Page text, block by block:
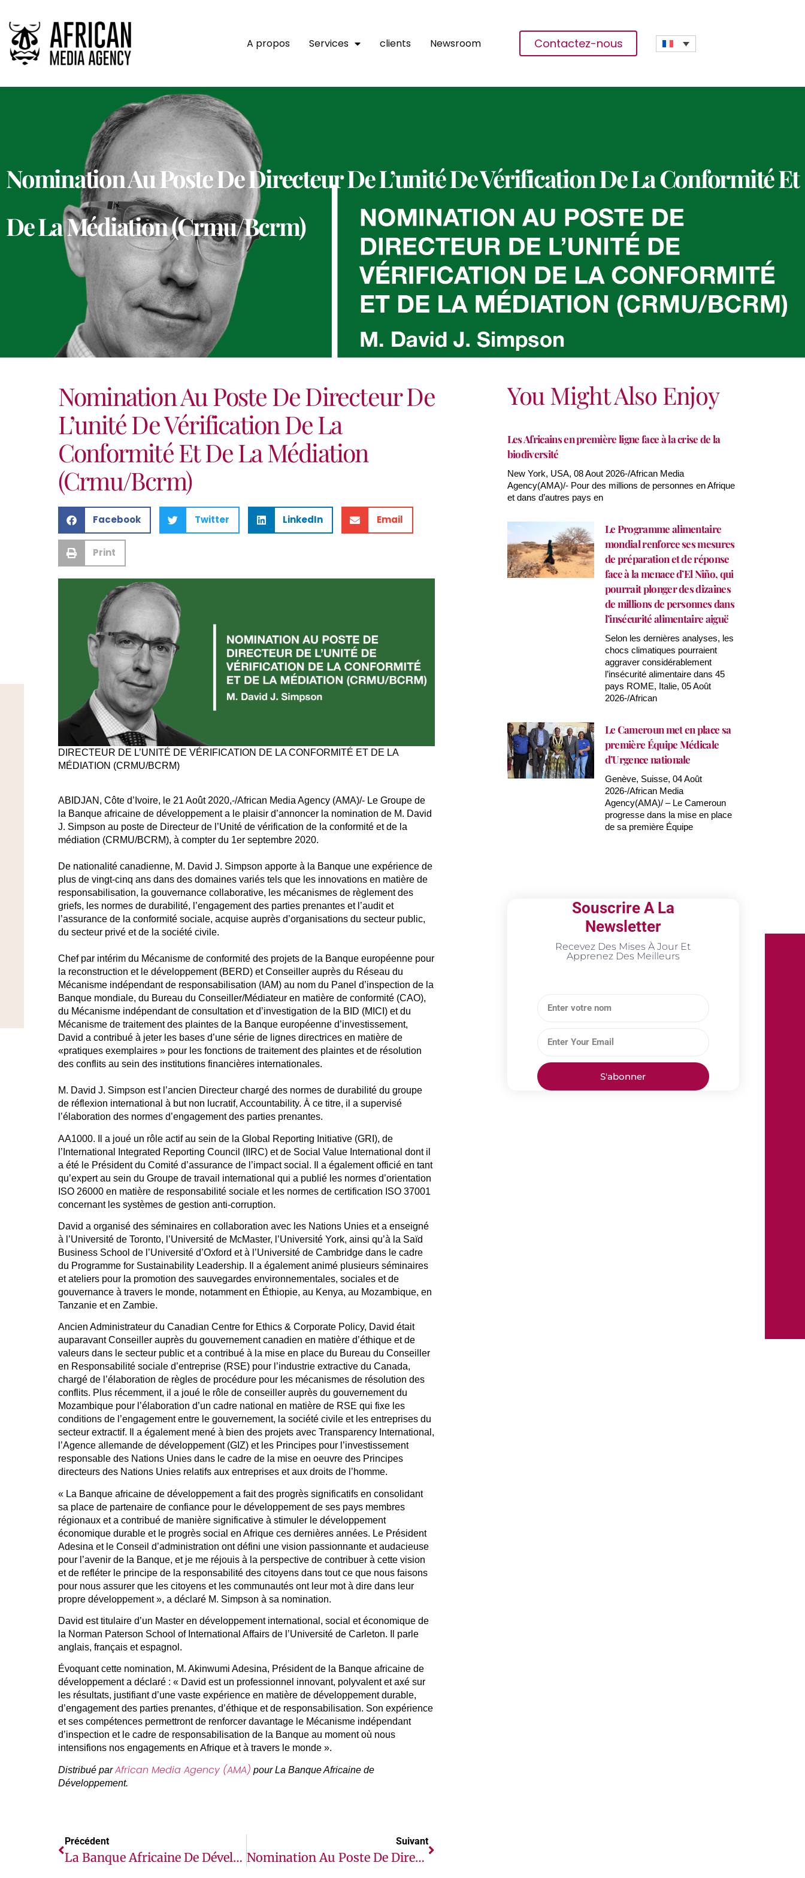
A propos Services clients Newsroom Contactez-nous
Nomination Au Poste De Directeur De L’unité De Vérification De La Conformité Et
De La Médiation (Crmu/Bcrm)
Nomination Au Poste De Directeur De
L’unité De Vérification De La
Conformité Et De La Médiation
(Crmu/Bcrm)
Facebook Twitter LinkedIn Email
Print
DIRECTEUR DE L’UNITÉ DE VÉRIFICATION DE LA CONFORMITÉ ET DE LA
MÉDIATION (CRMU/BCRM)
ABIDJAN, Côte d’Ivoire, le 21 Août 2020,-/African Media Agency (AMA)/- Le Groupe de
la Banque africaine de développement a le plaisir d’annoncer la nomination de M. David
J. Simpson au poste de Directeur de l’Unité de vérification de la conformité et de la
médiation (CRMU/BCRM), à compter du 1er septembre 2020.
De nationalité canadienne, M. David J. Simpson apporte à la Banque une expérience de
plus de vingt-cinq ans dans des domaines variés tels que les innovations en matière de
responsabilisation, la gouvernance collaborative, les mécanismes de règlement des
griefs, les normes de durabilité, l’engagement des parties prenantes et l’audit et
l’assurance de la conformité sociale, acquise auprès d’organisations du secteur public,
du secteur privé et de la société civile.
Chef par intérim du Mécanisme de conformité des projets de la Banque européenne pour
la reconstruction et le développement (BERD) et Conseiller auprès du Réseau du
Mécanisme indépendant de responsabilisation (IAM) au nom du Panel d’inspection de la
Banque mondiale, du Bureau du Conseiller/Médiateur en matière de conformité (CAO),
du Mécanisme indépendant de consultation et d’investigation de la BID (MICI) et du
Mécanisme de traitement des plaintes de la Banque européenne d’investissement,
David a contribué à jeter les bases d’une série de lignes directrices en matière de
«pratiques exemplaires » pour les fonctions de traitement des plaintes et de résolution
des conflits au sein des institutions financières internationales.
M. David J. Simpson est l’ancien Directeur chargé des normes de durabilité du groupe
de réflexion international à but non lucratif, Accountability. À ce titre, il a supervisé
l’élaboration des normes d’engagement des parties prenantes.
AA1000. Il a joué un rôle actif au sein de la Global Reporting Initiative (GRI), de
l’International Integrated Reporting Council (IIRC) et de Social Value International dont il
a été le Président du Comité d’assurance de l’impact social. Il a également officié en tant
qu’expert au sein du Groupe de travail international qui a publié les normes d’orientation
ISO 26000 en matière de responsabilité sociale et les normes de certification ISO 37001
concernant les systèmes de gestion anti-corruption.
David a organisé des séminaires en collaboration avec les Nations Unies et a enseigné
à l’Université de Toronto, l’Université de McMaster, l’Université York, ainsi qu’à la Saïd
Business School de l’Université d’Oxford et à l’Université de Cambridge dans le cadre
du Programme for Sustainability Leadership. Il a également animé plusieurs séminaires
et ateliers pour la promotion des sauvegardes environnementales, sociales et de
gouvernance à travers le monde, notamment en Éthiopie, au Kenya, au Mozambique, en
Tanzanie et en Zambie.
Ancien Administrateur du Canadian Centre for Ethics & Corporate Policy, David était
auparavant Conseiller auprès du gouvernement canadien en matière d’éthique et de
valeurs dans le secteur public et a contribué à la mise en place du Bureau du Conseiller
en Responsabilité sociale d’entreprise (RSE) pour l’industrie extractive du Canada,
chargé de l’élaboration de règles de procédure pour les mécanismes de résolution des
conflits. Plus récemment, il a joué le rôle de conseiller auprès du gouvernement du
Mozambique pour l’élaboration d’un cadre national en matière de RSE qui fixe les
conditions de l’engagement entre le gouvernement, la société civile et les entreprises du
secteur extractif. Il a également mené à bien des projets avec Transparency International,
l’Agence allemande de développement (GIZ) et les Principes pour l’investissement
responsable des Nations Unies dans le cadre de la mise en oeuvre des Principes
directeurs des Nations Unies relatifs aux entreprises et aux droits de l’homme.
« La Banque africaine de développement a fait des progrès significatifs en consolidant
sa place de partenaire de confiance pour le développement de ses pays membres
régionaux et a contribué de manière significative à stimuler le développement
économique durable et le progrès social en Afrique ces dernières années. Le Président
Adesina et le Conseil d’administration ont défini une vision passionnante et audacieuse
pour l’avenir de la Banque, et je me réjouis à la perspective de contribuer à cette vision
et de refléter le principe de la responsabilité des citoyens dans tout ce que nous faisons
pour nous assurer que les citoyens et les communautés ont leur mot à dire dans leur
propre développement », a déclaré M. Simpson à sa nomination.
David est titulaire d’un Master en développement international, social et économique de
la Norman Paterson School of International Affairs de l’Université de Carleton. Il parle
anglais, français et espagnol.
Évoquant cette nomination, M. Akinwumi Adesina, Président de la Banque africaine de
développement a déclaré : « David est un professionnel innovant, polyvalent et axé sur
les résultats, justifiant d’une vaste expérience en matière de développement durable,
d’engagement des parties prenantes, d’éthique et de responsabilisation. Son expérience
et ses compétences permettront de renforcer davantage le Mécanisme indépendant
d’inspection et le cadre de responsabilisation de la Banque au moment où nous
intensifions nos engagements en Afrique et à travers le monde ».
Distribué parAfrican Media Agency (AMA) pour La Banque Africaine de
Développement.
Précédent
La Banque Africaine De Développement Exclut Quatre Entreprises Pour Pratiques Frauduleuses Et Collusoires Pour Une Période De 24 Mois
Suivant
Nomination Au Poste De Directeur Du Département Des Syndications Et Des Solutions Clients
You Might Also Enjoy
Les Africains en première ligne face à la crise de la
biodiversité
New York, USA, 08 Aout 2026-/African Media
Agency(AMA)/- Pour des millions de personnes en Afrique
et dans d’autres pays en
Le Programme alimentaire
mondial renforce ses mesures
de préparation et de réponse
face à la menace d’El Niño, qui
pourrait plonger des dizaines
de millions de personnes dans
l’insécurité alimentaire aiguë
Selon les dernières analyses, les
chocs climatiques pourraient
aggraver considérablement
l’insécurité alimentaire dans 45
pays ROME, Italie, 05 Août
2026-/African
Le Cameroun met en place sa
première Équipe Médicale
d’Urgence nationale
Genève, Suisse, 04 Août
2026-/African Media
Agency(AMA)/ – Le Cameroun
progresse dans la mise en place
de sa première Équipe
Souscrire A La
Newsletter
Recevez Des Mises À Jour Et
Apprenez Des Meilleurs
S'abonner